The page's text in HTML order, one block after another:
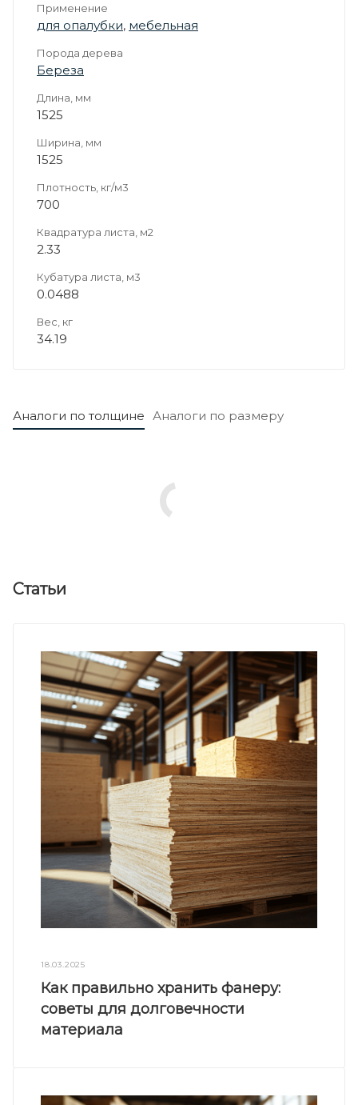
Применение
для опалубки, мебельная
Порода дерева
Береза
Длина, мм
1525
Ширина, мм
1525
Плотность, кг/м3
700
Квадратура листа, м2
2.33
Кубатура листа, м3
0.0488
Вес, кг
34.19
Аналоги по толщине Аналоги по размеру
Статьи
18.03.2025
Как правильно хранить фанеру:
советы для долговечности
материала